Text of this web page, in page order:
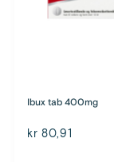
Ibux tab 400mg
kr 80,91